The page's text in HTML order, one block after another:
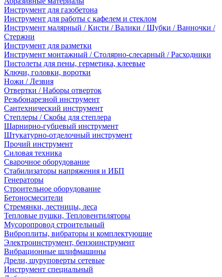
Инструмент для газобетона
Инструмент для работы с кафелем и стеклом
Инструмент малярный / Кисти / Валики / Шубки / Ванночки /
Стержни
Инструмент для разметки
Инструмент монтажный / Столярно-слесарный / Расходники
Пистолеты для пены, герметика, клеевые
Ключи, головки, воротки
Ножи / Лезвия
Отвертки / Наборы отверток
Резьбонарезной инструмент
Сантехнический инструмент
Степлеры / Скобы для степлера
Шарнирно-губцевый инструмент
Штукатурно-отделочный инструмент
Прочий инструмент
Силовая техника
Сварочное оборудование
Стабилизаторы напряжения и ИБП
Генераторы
Строительное оборудование
Бетоносмесители
Стремянки, лестницы, леса
Тепловые пушки, Тепловентиляторы
Мусоропровод строительный
Виброплиты, вибраторы и комплектующие
Электроинструмент, бензоинструмент
Вибрационные шлифмашины
Дрели, шуруповерты сетевые
Инструмент специальный